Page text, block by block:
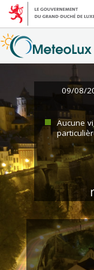
09/08/
Aucune